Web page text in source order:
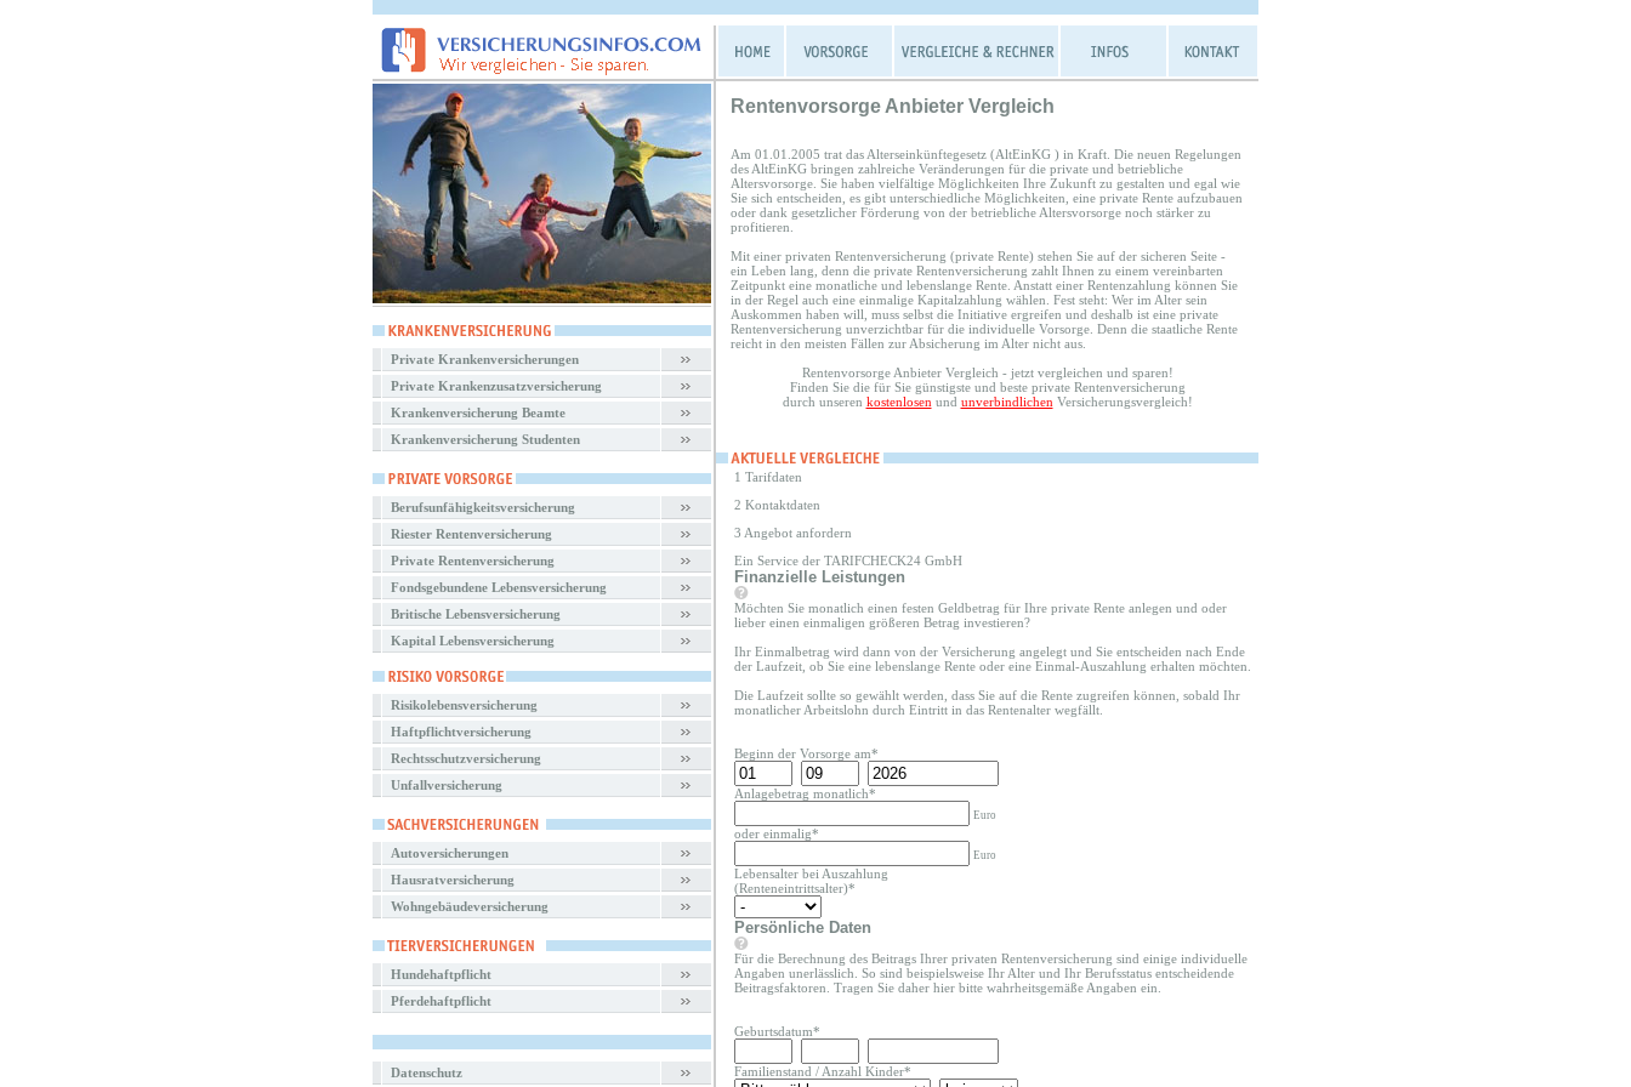
Private Krankenversicherungen
Private Krankenzusatzversicherung
Krankenversicherung Beamte
Krankenversicherung Studenten
Berufsunfähigkeitsversicherung
Riester Rentenversicherung
Private Rentenversicherung
Fondsgebundene Lebensversicherung
Britische Lebensversicherung
Kapital Lebensversicherung
Risikolebensversicherung
Haftpflichtversicherung
Rechtsschutzversicherung
Unfallversicherung
Autoversicherungen
Hausratversicherung
Wohngebäudeversicherung
Hundehaftpflicht
Pferdehaftpflicht
Datenschutz
Rentenvorsorge Anbieter Vergleich
Am 01.01.2005 trat das Alterseinkünftegesetz (AltEinKG ) in Kraft. Die neuen Regelungen
des AltEinKG bringen zahlreiche Veränderungen für die private und betriebliche
Altersvorsorge. Sie haben vielfältige Möglichkeiten Ihre Zukunft zu gestalten und egal wie
Sie sich entscheiden, es gibt unterschiedliche Möglichkeiten, eine private Rente aufzubauen
oder dank gesetzlicher Förderung von der betriebliche Altersvorsorge noch stärker zu
profitieren.
Mit einer privaten Rentenversicherung (private Rente) stehen Sie auf der sicheren Seite -
ein Leben lang, denn die private Rentenversicherung zahlt Ihnen zu einem vereinbarten
Zeitpunkt eine monatliche und lebenslange Rente. Anstatt einer Rentenzahlung können Sie
in der Regel auch eine einmalige Kapitalzahlung wählen. Fest steht: Wer im Alter sein
Auskommen haben will, muss selbst die Initiative ergreifen und deshalb ist eine private
Rentenversicherung unverzichtbar für die individuelle Vorsorge. Denn die staatliche Rente
reicht in den meisten Fällen zur Absicherung im Alter nicht aus.
Rentenvorsorge Anbieter Vergleich - jetzt vergleichen und sparen!
Finden Sie die für Sie günstigste und beste private Rentenversicherung
durch unseren kostenlosen und unverbindlichen Versicherungsvergleich!
1 Tarifdaten
2 Kontaktdaten
3 Angebot anfordern
Ein Service der TARIFCHECK24 GmbH
Finanzielle Leistungen
Möchten Sie monatlich einen festen Geldbetrag für Ihre private Rente anlegen und oder
lieber einen einmaligen größeren Betrag investieren?
Ihr Einmalbetrag wird dann von der Versicherung angelegt und Sie entscheiden nach Ende
der Laufzeit, ob Sie eine lebenslange Rente oder eine Einmal-Auszahlung erhalten möchten.
Die Laufzeit sollte so gewählt werden, dass Sie auf die Rente zugreifen können, sobald Ihr
monatlicher Arbeitslohn durch Eintritt in das Rentenalter wegfällt.
Beginn der Vorsorge am*
Anlagebetrag monatlich*
Euro
oder einmalig*
Euro
Lebensalter bei Auszahlung
(Renteneintrittsalter)*
Persönliche Daten
Für die Berechnung des Beitrags Ihrer privaten Rentenversicherung sind einige individuelle
Angaben unerlässlich. So sind beispielsweise Ihr Alter und Ihr Berufsstatus entscheidende
Beitragsfaktoren. Tragen Sie daher hier bitte wahrheitsgemäße Angaben ein.
Geburtsdatum*
Familienstand / Anzahl Kinder*